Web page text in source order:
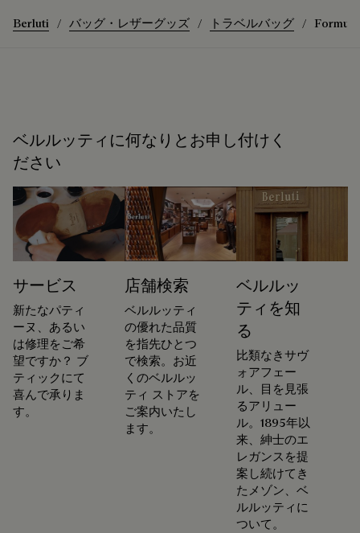
Berluti バッグ・レザーグッズ トラベルバッグ
ベルルッティに何なりとお申し付けく
ださい
サービス
新たなパティ
ーヌ、あるい
は修理をご希
望ですか？ ブ
ティックにて
喜んで承りま
す。
店舗検索
ベルルッティ
の優れた品質
を指先ひとつ
で検索。お近
くのベルルッ
ティ ストアを
ご案内いたし
ます。
ベルルッ
ティを知
る
比類なきサヴ
ォアフェー
ル、目を見張
るアリュー
ル。1895年以
来、紳士のエ
レガンスを提
案し続けてき
たメゾン、ベ
ルルッティに
ついて。